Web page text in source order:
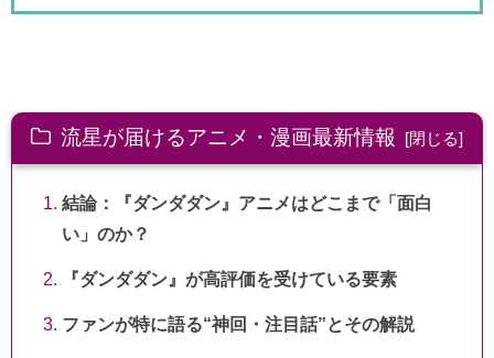
流星が届けるアニメ・漫画最新情報
結論：『ダンダダン』アニメはどこまで「面白
い」のか？
『ダンダダン』が高評価を受けている要素
ファンが特に語る“神回・注目話”とその解説